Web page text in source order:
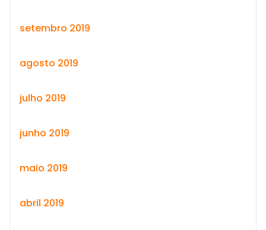
setembro 2019
agosto 2019
julho 2019
junho 2019
maio 2019
abril 2019